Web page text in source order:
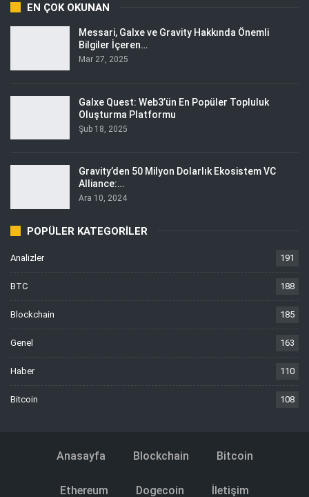
EN ÇOK OKUNAN
Messari, Galxe ve Gravity Hakkında Önemli
Bilgiler İçeren…
Mar 27, 2025
Galxe Quest: Web3’ün En Popüler Topluluk
Oluşturma Platformu
Şub 18, 2025
Gravity’den 50 Milyon Dolarlık Ekosistem VC
Alliance:…
Ara 10, 2024
POPÜLER KATEGORILER
Analizler 191
BTC 188
Blockchain 185
Genel 163
Haber 110
Bitcoin 108
Anasayfa Blockchain Bitcoin
Ethereum Dogecoin İletişim